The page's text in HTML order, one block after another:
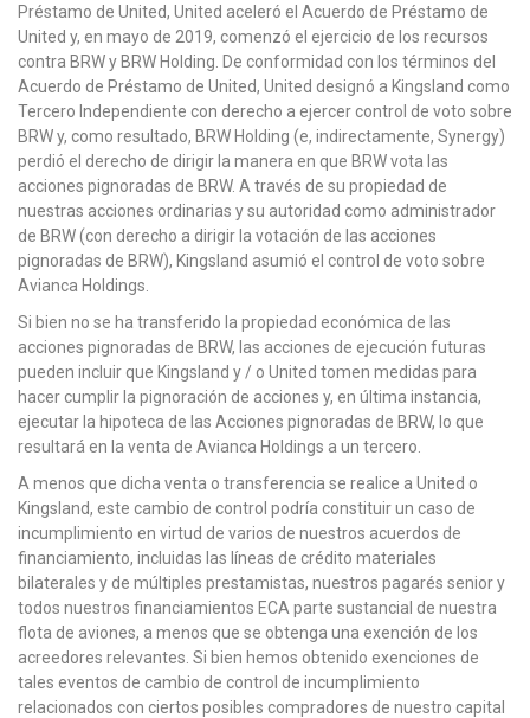
Préstamo de United, United aceleró el Acuerdo de Préstamo de
United y, en mayo de 2019, comenzó el ejercicio de los recursos
contra BRW y BRW Holding. De conformidad con los términos del
Acuerdo de Préstamo de United, United designó a Kingsland como
Tercero Independiente con derecho a ejercer control de voto sobre
BRW y, como resultado, BRW Holding (e, indirectamente, Synergy)
perdió el derecho de dirigir la manera en que BRW vota las
acciones pignoradas de BRW. A través de su propiedad de
nuestras acciones ordinarias y su autoridad como administrador
de BRW (con derecho a dirigir la votación de las acciones
pignoradas de BRW), Kingsland asumió el control de voto sobre
Avianca Holdings.
Si bien no se ha transferido la propiedad económica de las
acciones pignoradas de BRW, las acciones de ejecución futuras
pueden incluir que Kingsland y / o United tomen medidas para
hacer cumplir la pignoración de acciones y, en última instancia,
ejecutar la hipoteca de las Acciones pignoradas de BRW, lo que
resultará en la venta de Avianca Holdings a un tercero.
A menos que dicha venta o transferencia se realice a United o
Kingsland, este cambio de control podría constituir un caso de
incumplimiento en virtud de varios de nuestros acuerdos de
financiamiento, incluidas las líneas de crédito materiales
bilaterales y de múltiples prestamistas, nuestros pagarés senior y
todos nuestros financiamientos ECA parte sustancial de nuestra
flota de aviones, a menos que se obtenga una exención de los
acreedores relevantes. Si bien hemos obtenido exenciones de
tales eventos de cambio de control de incumplimiento
relacionados con ciertos posibles compradores de nuestro capital